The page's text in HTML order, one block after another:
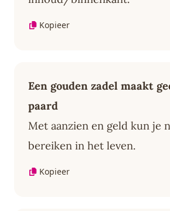
Kopieer
Een gouden zadel maakt
paard
Met aanzien en geld kun je
bereiken in het leven.
Kopieer